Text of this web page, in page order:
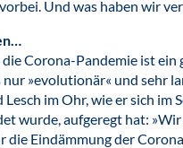
Und was haben wir
Corona-Pandemie ist ein
»evolutionär« und sehr
im Ohr, wie er sich im
wurde, aufgeregt hat:
Eindämmung der